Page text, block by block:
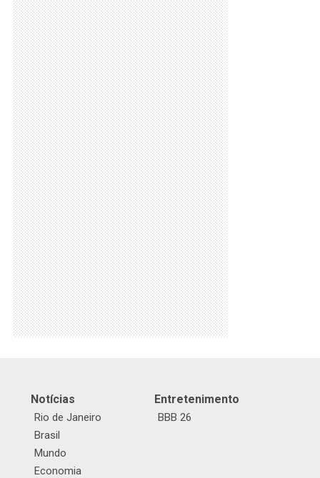
Notícias
Rio de Janeiro
Brasil
Mundo
Economia
Entretenimento
BBB 26